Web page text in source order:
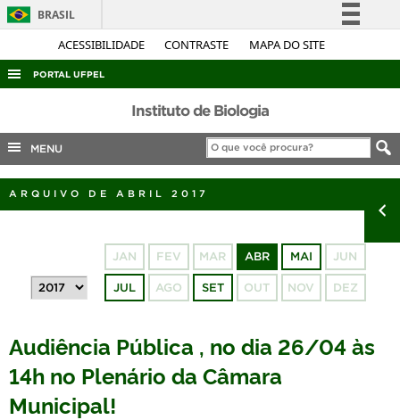
ACESSIBILIDADE CONTRASTE MAPA DO SITE
BRASIL
Simplifique!
Acesso à informação
Legislação
Canais
PORTAL UFPEL
ACESSO À INFORMAÇÃO
AUDITORIA
COBALTO
CONCURSOS
OUVIDORIA
TELEFONES
Instituto de Biologia
MENU
ARQUIVO DE ABRIL 2017
JAN FEV MAR ABR MAI JUN
JUL AGO SET OUT NOV DEZ
Audiência Pública , no dia 26/04 às
14h no Plenário da Câmara
Municipal!